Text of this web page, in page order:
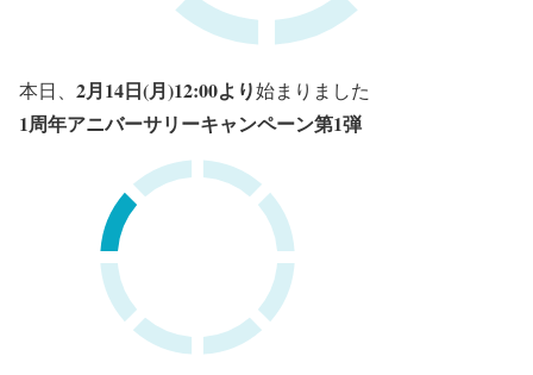
本日、 2月14日(月)12:00より始まりました
1周年アニバーサリーキャンペーン第1弾